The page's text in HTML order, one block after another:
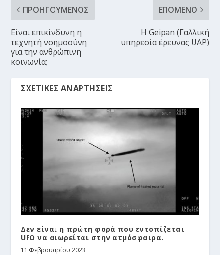
ΠΡΟΗΓΟΎΜΕΝΟΣ
Είναι επικίνδυνη η
τεχνητή νοημοσύνη
για την ανθρώπινη
κοινωνία;
ΕΠΌΜΕΝΟ
Η Geipan (Γαλλική
υπηρεσία έρευνας UAP)
ΣΧΕΤΙΚΈΣ ΑΝΑΡΤΉΣΕΙΣ
Δεν είναι η πρώτη φορά που εντοπίζεται
UFO να αιωρείται στην ατμόσφαιρα.
11 Φεβρουαρίου 2023